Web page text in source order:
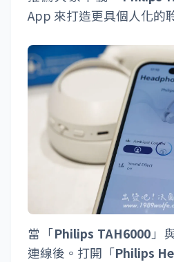
App 來打造更具個人化的
當「Philips TAH6000 」
連線後。打開「Philips